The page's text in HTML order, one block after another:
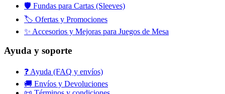
🛡️ Fundas para Cartas (Sleeves)
🏷️ Ofertas y Promociones
✨ Accesorios y Mejoras para Juegos de Mesa
Ayuda y soporte
❓ Ayuda (FAQ y envíos)
🚚 Envíos y Devoluciones